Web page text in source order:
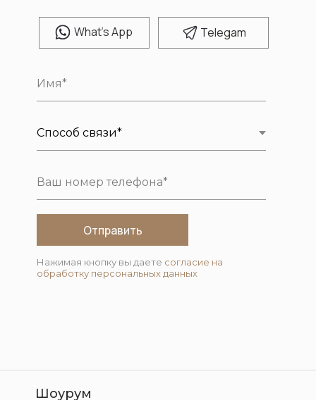
What's App Telegam
Отправить
Нажимая кнопку вы даете согласие на
обработку персональных данных
Шоурум